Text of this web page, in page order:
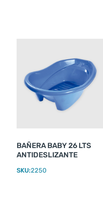
BAÑERA BABY 26 LTS
ANTIDESLIZANTE
SKU:2250